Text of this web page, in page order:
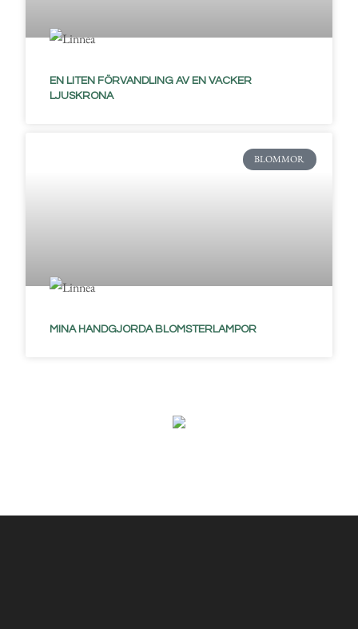
EN LITEN FÖRVANDLING AV EN VACKER
LJUSKRONA
BLOMMOR
MINA HANDGJORDA BLOMSTERLAMPOR